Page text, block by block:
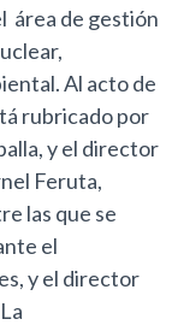
área de gestión
Al acto de
rubricado por
y el director
Feruta,
las que se
el
y el director